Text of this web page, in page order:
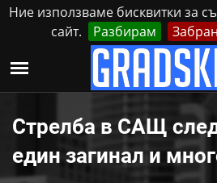
Ние използваме бисквитки за
сайт.
Разбирам
Неделя, 9 Август, 2026
Стрелба в САЩ
един загинал и